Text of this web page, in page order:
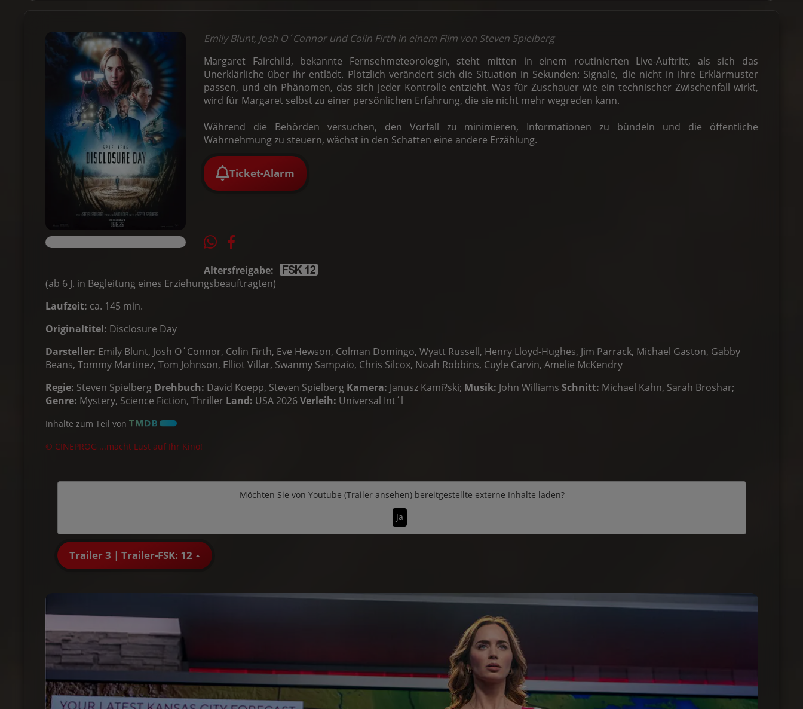
Emily Blunt, Josh O´Connor und Colin Firth in einem Film von Steven Spielberg
Margaret Fairchild, bekannte Fernsehmeteorologin, steht mitten in einem routinierten Live-Auftritt, als sich das
Unerklärliche über ihr entlädt. Plötzlich verändert sich die Situation in Sekunden: Signale, die nicht in ihre Erklärmuster
passen, und ein Phänomen, das sich jeder Kontrolle entzieht. Was für Zuschauer wie ein technischer Zwischenfall wirkt,
wird für Margaret selbst zu einer persönlichen Erfahrung, die sie nicht mehr wegreden kann.
Während die Behörden versuchen, den Vorfall zu minimieren, Informationen zu bündeln und die öffentliche
Wahrnehmung zu steuern, wächst in den Schatten eine andere Erzählung.
Ticket-Alarm
Altersfreigabe:
(ab 6 J. in Begleitung eines Erziehungsbeauftragten)
Laufzeit: ca. 145 min.
Originaltitel: Disclosure Day
Darsteller: Emily Blunt, Josh O´Connor, Colin Firth, Eve Hewson, Colman Domingo, Wyatt Russell, Henry Lloyd-Hughes, Jim Parrack, Michael Gaston, Gabby
Beans, Tommy Martinez, Tom Johnson, Elliot Villar, Swanmy Sampaio, Chris Silcox, Noah Robbins, Cuyle Carvin, Amelie McKendry
Regie: Steven Spielberg Drehbuch: David Koepp, Steven Spielberg Kamera: Janusz Kami?ski; Musik: John Williams Schnitt: Michael Kahn, Sarah Broshar;
Genre: Mystery, Science Fiction, Thriller Land: USA 2026Verleih: Universal Int´l
Inhalte zum Teil von
© CINEPROG ...macht Lust auf Ihr Kino!
Möchten Sie von Youtube (Trailer ansehen)bereitgestellte externe Inhalte laden?
Ja
Trailer 3 | Trailer-FSK: 12